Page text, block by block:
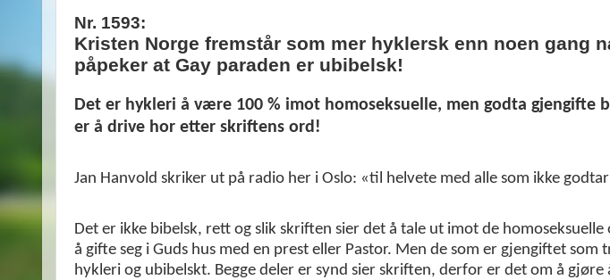
Nr. 1593:
Kristen Norge fremstår som mer hyklersk enn noen gang
påpeker at Gay paraden er ubibelsk!
Det er hykleri å være 100 % imot homoseksuelle, men godta gjengifte
er å drive hor etter skriftens ord!
Jan Hanvold skriker ut på radio her i Oslo: «til helvete med alle som ikke
Det er ikke bibelsk, rett og slik skriften sier det å tale ut imot de homoseksuelle
å gifte seg i Guds hus med en prest eller Pastor. Men de som er gjengiftet
hykleri og ubibelskt. Begge deler er synd sier skriften, derfor er det om å gjøre